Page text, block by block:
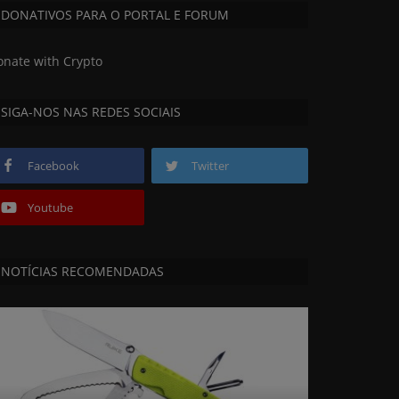
DONATIVOS PARA O PORTAL E FORUM
with Crypto
SIGA-NOS NAS REDES SOCIAIS
Facebook Twitter
Youtube
NOTÍCIAS RECOMENDADAS